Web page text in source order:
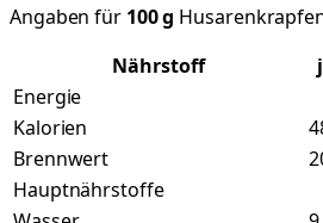
Angaben für 100g
Nährstoff
Energie
Kalorien
Brennwert
Hauptnährstoffe